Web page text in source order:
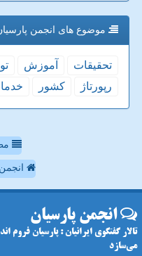
موضوع های انجمن
تحقیقات آموزش
رپورتاژ
كشور
انجمن پارسیان
تالار گفتگوی ایرانیان : پارسیان فروم
می‌سازد